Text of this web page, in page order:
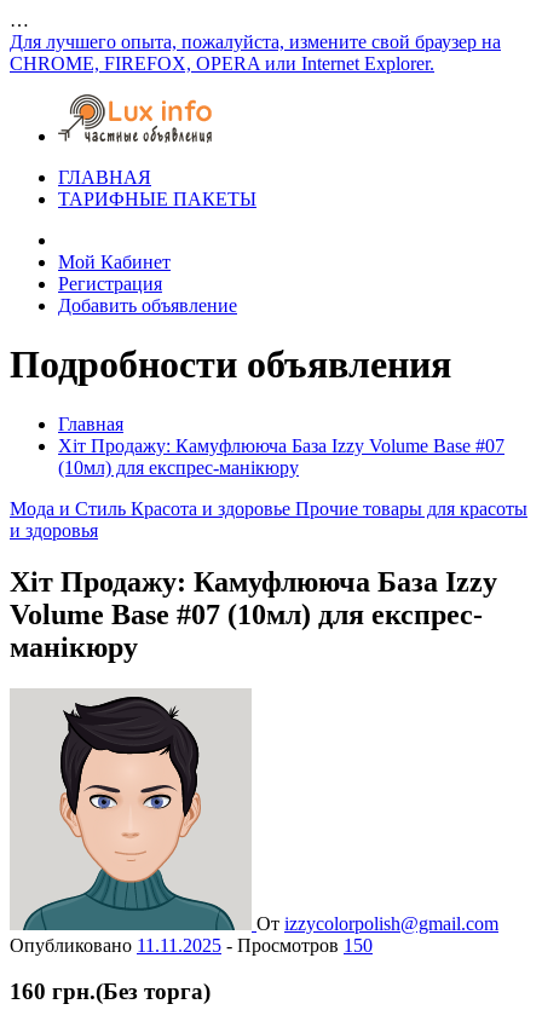
…
Для лучшего опыта, пожалуйста, измените свой браузер на
CHROME, FIREFOX, OPERA или Internet Explorer.
ГЛАВНАЯ
ТАРИФНЫЕ ПАКЕТЫ
Мой Кабинет
Регистрация
Добавить объявление
Подробности объявления
Главная
Хіт Продажу: Камуфлююча База Izzy Volume Base #07
(10мл) для експрес-манікюру
Мода и Стиль Красота и здоровье Прочие товары для красоты
и здоровья
Хіт Продажу: Камуфлююча База Izzy
Volume Base #07 (10мл) для експрес-
манікюру
От izzycolorpolish@gmail.com
Опубликовано 11.11.2025 - Просмотров 150
160 грн.(Без торга)